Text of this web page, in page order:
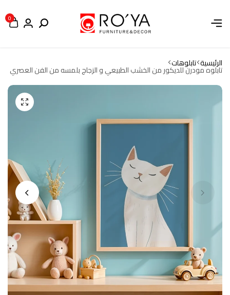
0
الرئيسية تابلوهات
تابلوه مودرن للديكور من الخشب الطبيعي و الزجاج بلمسه من الفن العصري